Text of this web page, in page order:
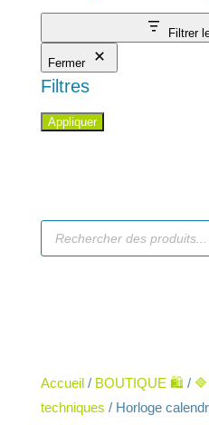
Filtrer
Fermer
Filtres
Appliquer
Recherche
produits
Accueil/ BOUTIQUE 🛍️ /
techniques / Horloge